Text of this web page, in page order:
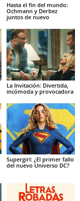
Hasta el fin del mundo:
Ochmann y Derbez
juntos de nuevo
La Invitación: Divertida,
incómoda y provocadora
Supergirl: ¿El primer fallo
del nuevo Universo DC?